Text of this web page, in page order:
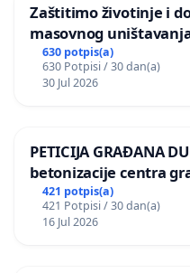
Zaštitimo životinje i
masovnog
kuge
630 potpis(a)
630 Potpisi / 30 dan(a)
30 Jul 2026
PETICIJA GRAĐANA
betonizacije centra
postojećih zelenih
donošenju izmjena
421 potpis(a)
421 Potpisi / 30 dan(a)
16 Jul 2026